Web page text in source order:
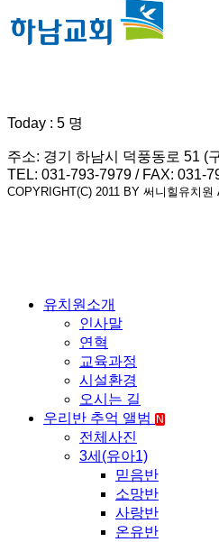
Today : 5 명
주소: 경기 하남시 덕풍동로 51 (
TEL: 031-793-7979 / FAX: 031-
COPYRIGHT(C) 2011 BY 써니힐유치
유치원소개
인사말
연혁
교육과정
시설환경
오시는 길
우리반 추억 앨범
N
전체사진
3세(유아1)
믿음반
소망반
사랑반
온유반